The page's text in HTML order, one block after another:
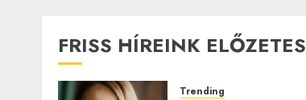
FRISS HÍREINK ELŐZETES
Trending